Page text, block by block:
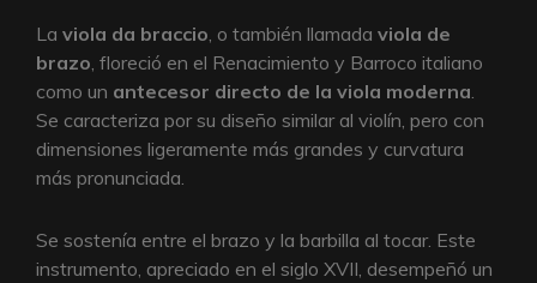
La viola da braccio, o también llamada viola de
brazo, floreció en el Renacimiento y Barroco italiano
como un antecesor directo de la viola moderna.
Se caracteriza por su diseño similar al violín, pero con
dimensiones ligeramente más grandes y curvatura
más pronunciada.
Se sostenía entre el brazo y la barbilla al tocar. Este
instrumento, apreciado en el siglo XVII, desempeñó un